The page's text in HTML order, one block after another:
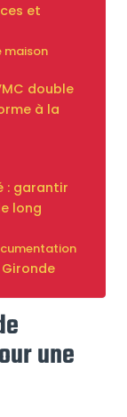
et
maison
double
à la
: garantir
long
une